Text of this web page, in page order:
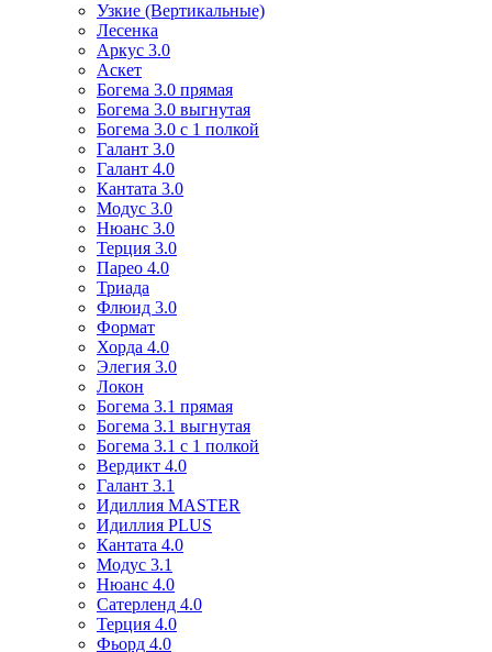
Узкие (Вертикальные)
Лесенка
Аркус 3.0
Аскет
Богема 3.0 прямая
Богема 3.0 выгнутая
Богема 3.0 с 1 полкой
Галант 3.0
Галант 4.0
Кантата 3.0
Модус 3.0
Нюанс 3.0
Терция 3.0
Парео 4.0
Триада
Флюид 3.0
Формат
Хорда 4.0
Элегия 3.0
Локон
Богема 3.1 прямая
Богема 3.1 выгнутая
Богема 3.1 с 1 полкой
Вердикт 4.0
Галант 3.1
Идиллия MASTER
Идиллия PLUS
Кантата 4.0
Модус 3.1
Нюанс 4.0
Сатерленд 4.0
Терция 4.0
Фьорд 4.0